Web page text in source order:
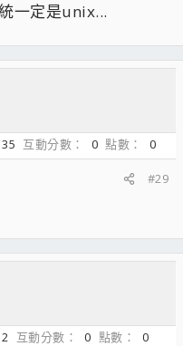
一定是unix...
35 互動分數 0 點數
0
#29
2 互動分數 0 點數
0